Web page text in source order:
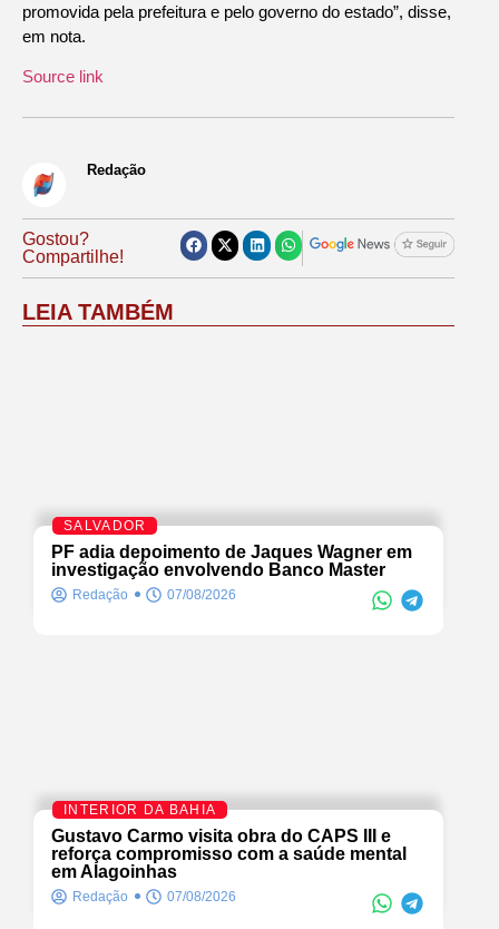
promovida pela prefeitura e pelo governo do estado”, disse,
em nota.
Source link
Redação
Gostou?
Compartilhe!
LEIA TAMBÉM
SALVADOR
PF adia depoimento de Jaques Wagner em
investigação envolvendo Banco Master
Redação 07/08/2026
INTERIOR DA BAHIA
Gustavo Carmo visita obra do CAPS III e
reforça compromisso com a saúde mental
em Alagoinhas
Redação 07/08/2026